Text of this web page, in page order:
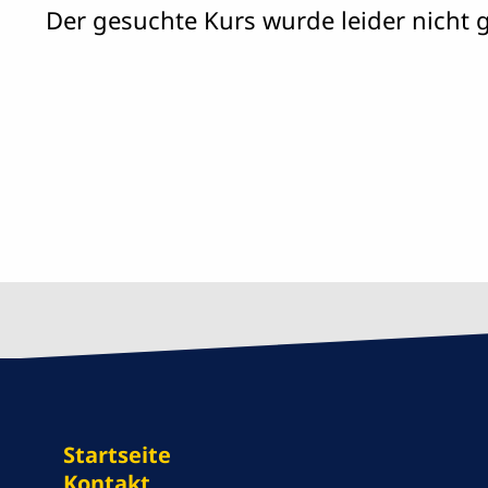
Der gesuchte Kurs wurde leider nicht
Startseite